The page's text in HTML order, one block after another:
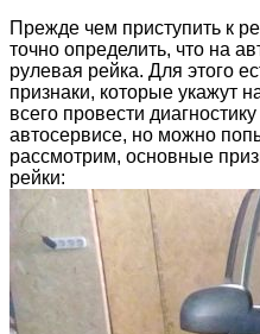
Прежде чем приступить к
точно определить, что на
рулевая рейка. Для этого
признаки, которые укажут
всего провести
автосервисе, но можно
рассмотрим, основные
рейки: